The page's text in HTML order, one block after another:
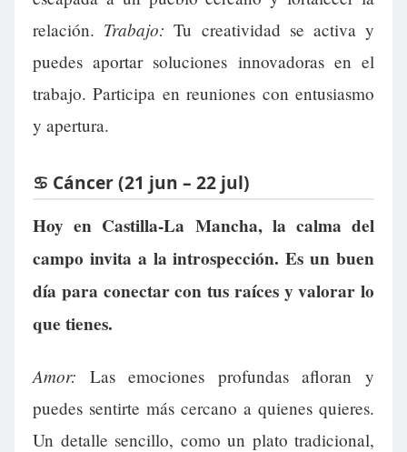
relación. Trabajo: Tu creatividad se activa y
puedes aportar soluciones innovadoras en el
trabajo. Participa en reuniones con entusiasmo
y apertura.
♋ Cáncer (21 jun – 22 jul)
Hoy en Castilla-La Mancha, la calma del
campo invita a la introspección. Es un buen
día para conectar con tus raíces y valorar lo
que tienes.
Amor: Las emociones profundas afloran y
puedes sentirte más cercano a quienes quieres.
Un detalle sencillo, como un plato tradicional,